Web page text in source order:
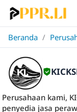
Beranda /
Perusahaan kami,
penyedia jasa